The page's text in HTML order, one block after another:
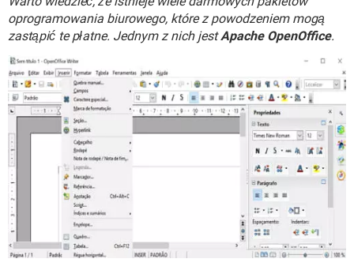
WINDOWS 10
oprogramowania biurowego, które z powodzeniem mogą
zastąpić te płatne. Jednym z nich jestApache OpenOffice.